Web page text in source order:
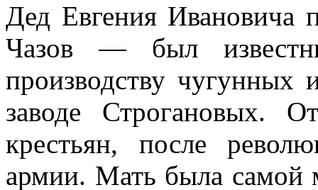
Дед Евгения
Чазов — был
производству чугунных
заводе Строгановых.
крестьян, после
армии. Мать была самой